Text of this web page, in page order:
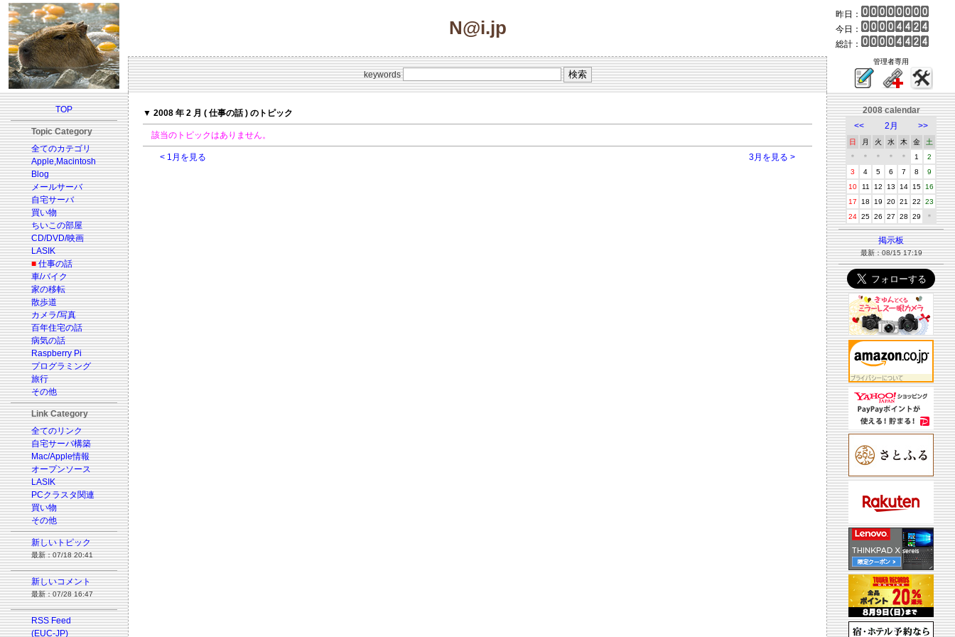
N@i.jp
昨日：
今日：
総計：
keywords
管理者専用
TOP
Topic Category
全てのカテゴリ
Apple,Macintosh
Blog
メールサーバ
自宅サーバ
買い物
ちいこの部屋
CD/DVD/映画
LASIK
■ 仕事の話
車/バイク
家の移転
散歩道
カメラ/写真
百年住宅の話
病気の話
Raspberry Pi
プログラミング
旅行
その他
Link Category
全てのリンク
自宅サーバ構築
Mac/Apple情報
オープンソース
LASIK
PCクラスタ関連
買い物
その他
新しいトピック
最新：07/18 20:41
新しいコメント
最新：07/28 16:47
RSS Feed
(EUC-JP)
▼ 2008 年 2 月 ( 仕事の話 ) のトピック
該当のトピックはありません。
< 1月を見る 3月を見る >
2008 calendar
<<
2月 >>
日 月 火 水 木 金
土
＊
＊ ＊ ＊ ＊ 1
2
3
4 5 6 7 8
9
10
11 12 13 14 15
16
17
18 19 20 21 22
23
24 25 26 27 28 29 ＊
掲示板
最新：08/15 17:19